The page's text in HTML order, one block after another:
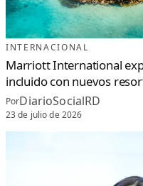
INTERNACIONAL
Marriott International
incluido con nuevos
PorDiarioSocialRD
23 de julio de 2026